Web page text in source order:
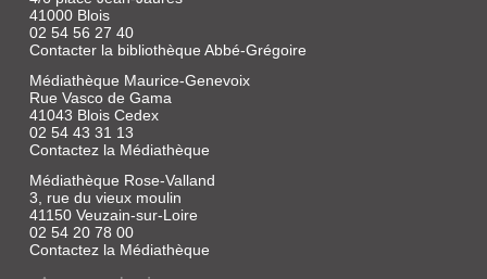
Isabelle
|
Glénat
2021
Un
dimanche
après-
midi,
et
sa
famille
partent
se
41000 Blois
02 54 56 27 40
Contacter la bibliothèque Abbé-Grégoire
Médiathèque Maurice-Genevoix
Rue Vasco de Gama
41043 Blois Cedex
02 54 43 31 13
Contactez la Médiathèque
Médiathèque Rose-Valland
3, rue du vieux moulin
41150 Veuzain-sur-Loire
02 54 20 78 00
Contactez la Médiathèque